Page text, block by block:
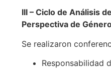
III – Ciclo de Análisis
Perspectiva de
Se realizaron
Responsabilidad